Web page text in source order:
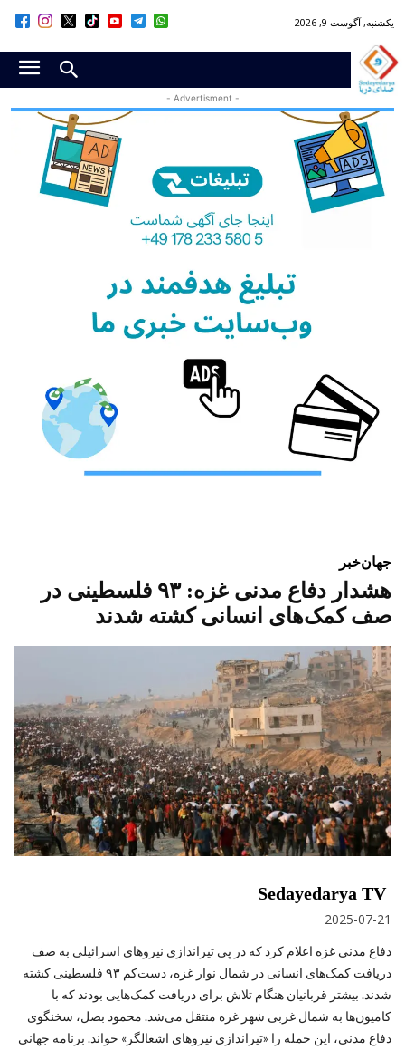
یکشنبه, آگوست 9, 2026
- Advertisment -
جهانخبر
هشدار دفاع مدنی غزه: ۹۳ فلسطینی در
صف کمک‌های انسانی کشته شدند
Sedayedarya TV
2025-07-21
دفاع مدنی غزه اعلام کرد که در پی تیراندازی نیروهای اسرائیلی به صف
دریافت کمک‌های انسانی در شمال نوار غزه، دست‌کم ۹۳ فلسطینی کشته
شدند. بیشتر قربانیان هنگام تلاش برای دریافت کمک‌هایی بودند که با
کامیون‌ها به شمال غربی شهر غزه منتقل می‌شد. محمود بصل، سخنگوی
دفاع مدنی، این حمله را «تیراندازی نیروهای اشغالگر» خواند. برنامه جهانی